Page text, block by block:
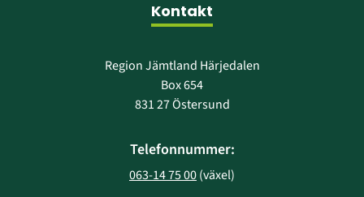
Kontakt
Region Jämtland Härjedalen
Box 654
831 27 Östersund
Telefonnummer:
063-14 75 00 (växel)